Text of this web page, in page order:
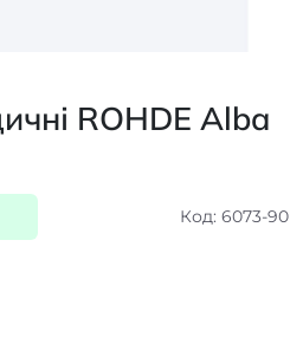
ROHDE Alba
Код: 6073-90